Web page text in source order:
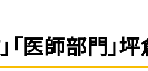
「医師部門」